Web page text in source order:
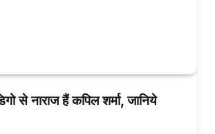
से नाराज हैं कपिल शर्मा, जानिये